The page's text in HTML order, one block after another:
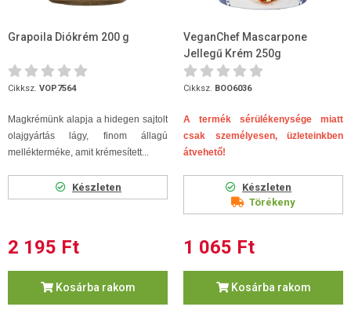
Grapoila Diókrém 200 g
Cikksz. VOP7564
Magkrémünk alapja a hidegen sajtolt
olajgyártás lágy, finom állagú
mellékterméke, amit krémesített...
Készleten
2 195 Ft
Kosárba rakom
VeganChef Mascarpone
Jellegű Krém 250g
Cikksz. BOO6036
A termék sérülékenysége miatt
csak személyesen, üzleteinkben
átvehető!
Készleten
Törékeny
1 065 Ft
Kosárba rakom